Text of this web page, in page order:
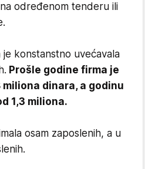
određenom tenderu ili
je konstanstno uvećavala
Prošle godine firma je
dinara, a godinu
1,3 miliona.
osam zaposlenih, a u